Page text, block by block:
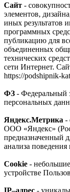
Сайт -
элементов,
иных результатов
программных
публикацию для
объединенных
технических
сети Интернет.
https://podshipnik-
ФЗ - Федеральный
персональных
Яндекс.Метрика -
ООО «Яндекс»
предназначенный
анализа поведения
Cookie -
устройстве
IP–адрес -